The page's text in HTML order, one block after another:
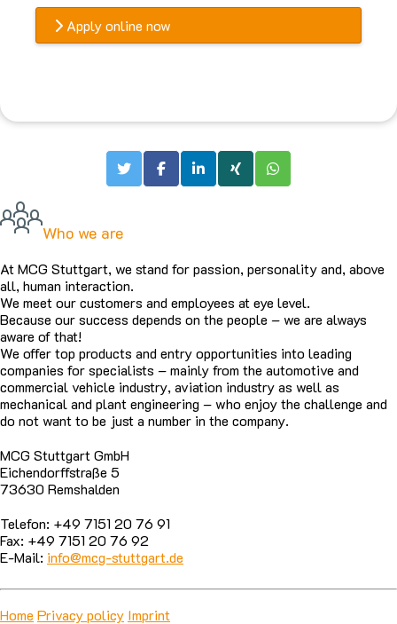
Apply online now
Who we are
At MCG Stuttgart, we stand for passion, personality and, above
all, human interaction.
We meet our customers and employees at eye level.
Because our success depends on the people – we are always
aware of that!
We offer top products and entry opportunities into leading
companies for specialists – mainly from the automotive and
commercial vehicle industry, aviation industry as well as
mechanical and plant engineering – who enjoy the challenge and
do not want to be just a number in the company.
MCG Stuttgart GmbH
Eichendorffstraße 5
73630 Remshalden
Telefon: +49 7151 20 76 91
Fax: +49 7151 20 76 92
E-Mail: info@mcg-stuttgart.de
Home Privacy policy Imprint